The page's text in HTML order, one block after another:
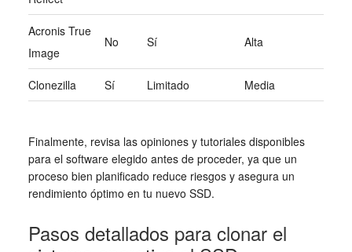
Acronis True
Image
No Sí Alta
Clonezilla Sí Limitado Media
Finalmente, revisa las opiniones y tutoriales disponibles
para el software elegido antes de proceder, ya que un
proceso bien planificado reduce riesgos y asegura un
rendimiento óptimo en tu nuevo SSD.
Pasos detallados para clonar el